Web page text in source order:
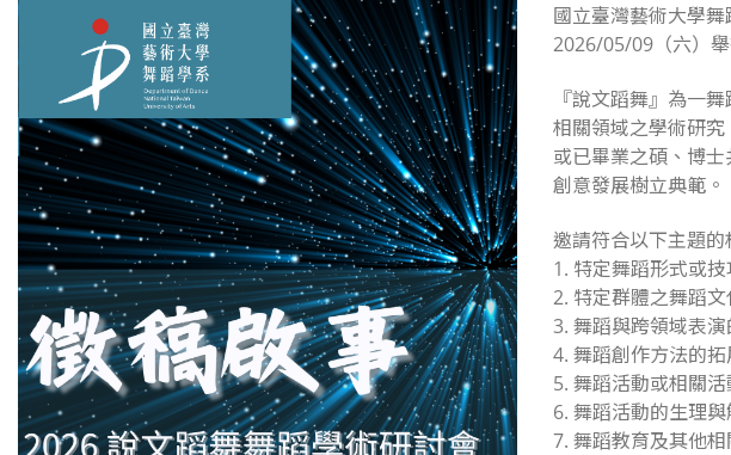
國立臺灣藝術大學
2026/05/09（六）
『說文蹈舞』為一
相關領域之學術研
或已畢業之碩、博
創意發展樹立典範。
邀請符合以下主題的
1. 特定舞蹈形式或
2. 特定群體之舞蹈
3. 舞蹈與跨領域表
4. 舞蹈創作方法的
5. 舞蹈活動或相關
6. 舞蹈活動的生理
7. 舞蹈教育及其他